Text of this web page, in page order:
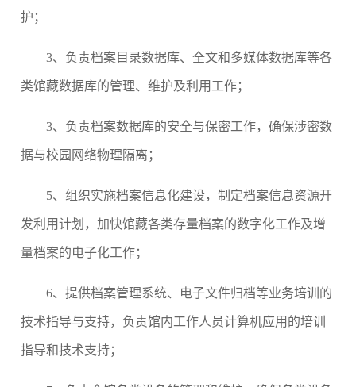
护；
3、负责档案目录数据库、全文和多媒体数据库等各
类馆藏数据库的管理、维护及利用工作；
3、负责档案数据库的安全与保密工作，确保涉密数
据与校园网络物理隔离；
5、组织实施档案信息化建设，制定档案信息资源开
发利用计划，加快馆藏各类存量档案的数字化工作及增
量档案的电子化工作；
6、提供档案管理系统、电子文件归档等业务培训的
技术指导与支持，负责馆内工作人员计算机应用的培训
指导和技术支持；